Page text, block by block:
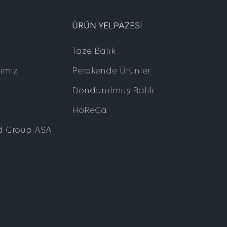
Group ASA
ÜRÜN YELPAZESI
Taze Balık
Perakende Ürünler
Dondurulmuş Balık
HoReCa